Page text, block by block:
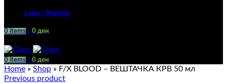
Login / Register
0 items / 0 ден
0 items / 0 ден
Home » Shop » F/X BLOOD – ВЕШТАЧКА КРВ 50 мл
Previous product